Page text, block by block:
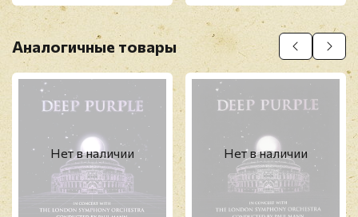
Аналогичные товары
Нет в наличии Нет в наличии